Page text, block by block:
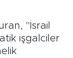
"İsrail
işgalciler